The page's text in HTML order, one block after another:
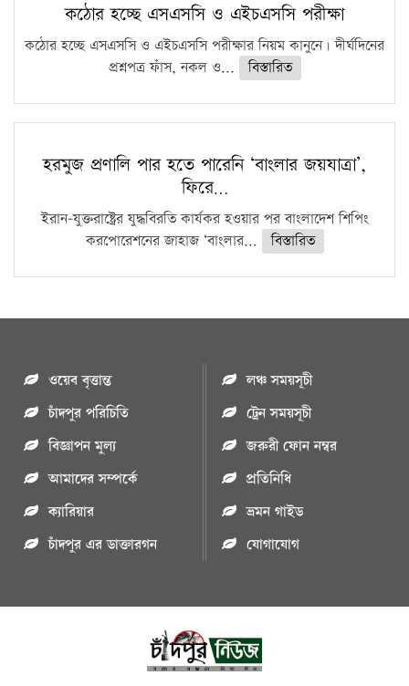
কঠোর হচ্ছে এসএসসি ও এইচএসসি পরীক্ষা
কঠোর হচ্ছে এসএসসি ও এইচএসসি পরীক্ষার নিয়ম কানুনে। দীর্ঘদিনের
প্রশ্নপত্র ফাঁস, নকল ও...
বিস্তারিত
হরমুজ প্রণালি পার হতে পারেনি ‘বাংলার জয়যাত্রা’,
ফিরে…
ইরান-যুক্তরাষ্ট্রের যুদ্ধবিরতি কার্যকর হওয়ার পর বাংলাদেশ শিপিং
করপোরেশনের জাহাজ ‘বাংলার...
বিস্তারিত
ওয়েব বৃত্তান্ত
চাঁদপুর পরিচিতি
বিজ্ঞাপন মুল্য
আমাদের সম্পর্কে
ক্যারিয়ার
চাঁদপুর এর ডাক্তারগন
লঞ্চ সময়সূচী
ট্রেন সময়সূচী
জরুরী ফোন নম্বর
প্রতিনিধি
ভ্রমন গাইড
যোগাযোগ